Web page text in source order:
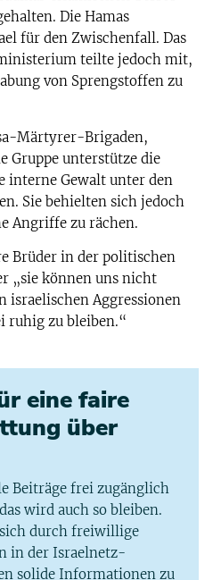
Die Hamas
für den Zwischenfall. Das
teilte jedoch mit,
von Sprengstoffen zu
Märtyrer-Brigaden,
Gruppe unterstütze die
interne Gewalt unter den
Sie behielten sich jedoch
Angriffe zu rächen.
Brüder in der politischen
„sie können uns nicht
israelischen Aggressionen
ruhig zu bleiben.“
eine faire
über
Beiträge frei zugänglich
wird auch so bleiben.
durch freiwillige
in der Israelnetz-
solide Informationen zu